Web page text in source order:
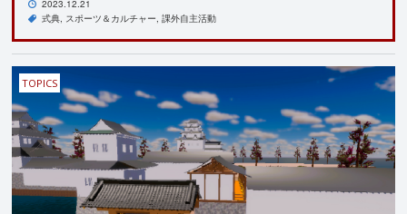
2023.12.21
式典 スポーツ＆カルチャー 課外自主活動
TOPICS